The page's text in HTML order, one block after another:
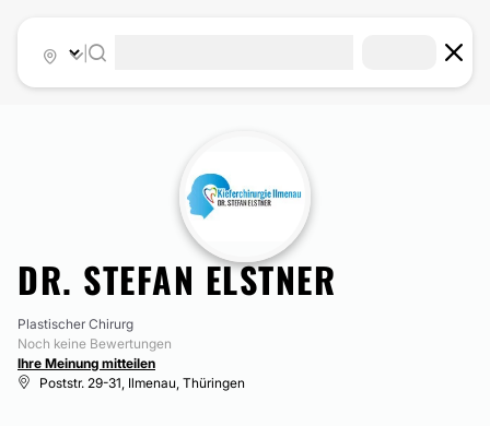
DR. STEFAN ELSTNER
Plastischer Chirurg
Noch keine Bewertungen
Ihre Meinung mitteilen
Poststr. 29-31, Ilmenau, Thüringen